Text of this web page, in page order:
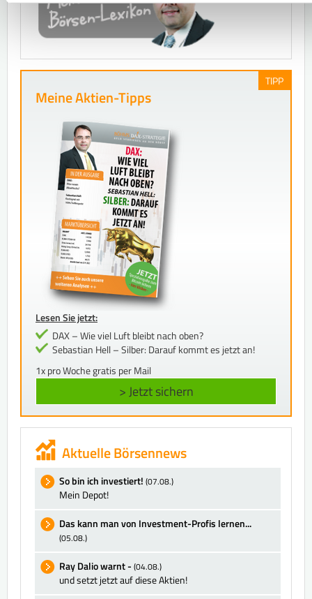
TIPP
Meine Aktien-Tipps
Lesen Sie jetzt:
DAX – Wie viel Luft bleibt nach oben?
Sebastian Hell – Silber: Darauf kommt es jetzt an!
1x pro Woche gratis per Mail
> Jetzt sichern
Aktuelle Börsennews
So bin ich investiert! (07.08.)
Mein Depot!
Das kann man von Investment-Profis lernen...
(05.08.)
Ray Dalio warnt - (04.08.)
und setzt jetzt auf diese Aktien!